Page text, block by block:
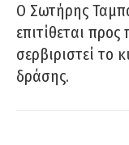
Ο Σωτήρης
επιτίθεται
σερβιριστεί το
δράσης.